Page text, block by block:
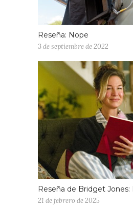
Reseña: Nope
3 de septiembre de 2022
Reseña de Bridget Jones:
21 de febrero de 2025